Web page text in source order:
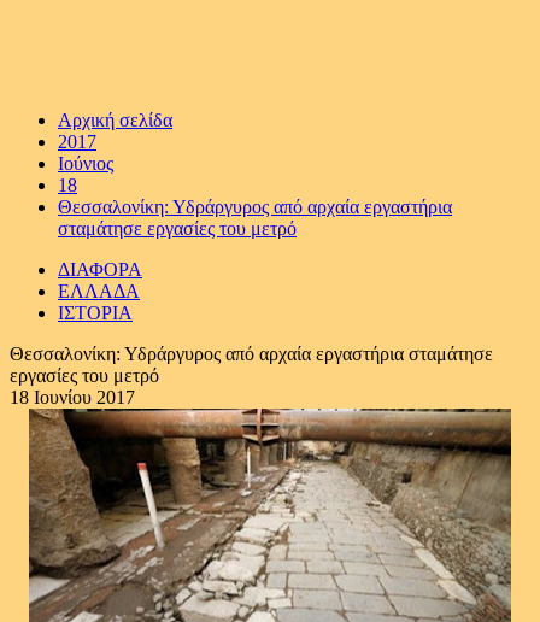
Αρχική σελίδα
2017
Ιούνιος
18
Θεσσαλονίκη: Υδράργυρος από αρχαία εργαστήρια
σταμάτησε εργασίες του μετρό
ΔΙΑΦΟΡΑ
ΕΛΛΑΔΑ
ΙΣΤΟΡΙΑ
Θεσσαλονίκη: Υδράργυρος από αρχαία εργαστήρια σταμάτησε
εργασίες του μετρό
18 Ιουνίου 2017